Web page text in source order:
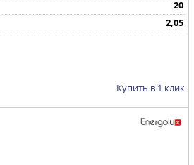
20
2,05
Купить в 1 клик